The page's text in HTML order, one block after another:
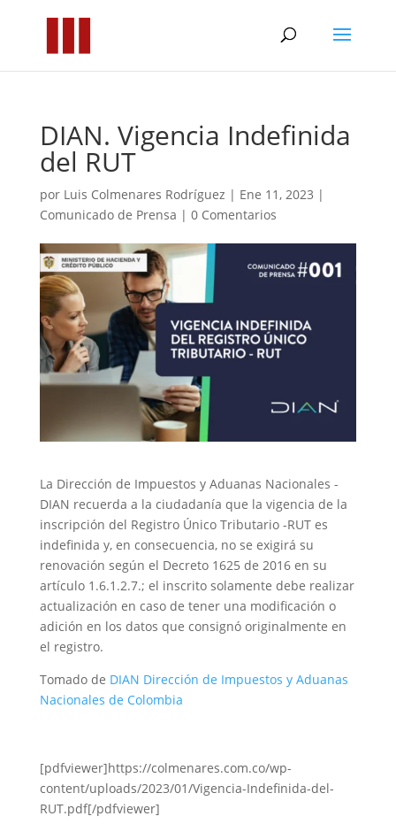
DIAN. Vigencia Indefinida
del RUT
por Luis Colmenares Rodríguez | Ene 11, 2023 |
Comunicado de Prensa | 0 Comentarios
La Dirección de Impuestos y Aduanas Nacionales -
DIAN recuerda a la ciudadanía que la vigencia de la
inscripción del Registro Único Tributario -RUT es
indefinida y, en consecuencia, no se exigirá su
renovación según el Decreto 1625 de 2016 en su
artículo 1.6.1.2.7.; el inscrito solamente debe realizar
actualización en caso de tener una modificación o
adición en los datos que consignó originalmente en
el registro.
Tomado de DIAN Dirección de Impuestos y Aduanas
Nacionales de Colombia
[pdfviewer]https://colmenares.com.co/wp-
content/uploads/2023/01/Vigencia-Indefinida-del-
RUT.pdf[/pdfviewer]